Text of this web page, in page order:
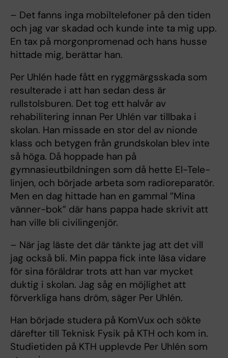
– Det fanns inga mobiltelefoner på den tiden
och jag var skadad och kunde inte ta mig upp.
En tax på morgonpromenad och hans husse
hittade mig, berättar han.
Per Uhlén hade fått en ryggmärgsskada som
resulterade i att han sedan dess är
rullstolsburen. Det tog ett halvår av
rehabilitering innan Per Uhlén var tillbaka i
skolan. Han missade en stor del av nionde
klass och betygen från grundskolan blev inte
så höga. Då hoppade han på
gymnasieutbildningen som då hette El-Tele-
linjen, och började arbeta som radioreparatör.
Men en dag hittade han en gammal ”Mina
vänner-bok” där hans pappa hade skrivit att
han ville bli civilingenjör.
– När jag läste det där tänkte jag att det vill
jag också bli. Min pappa fick inte läsa vidare
för sina föräldrar trots att han var mycket
duktig i skolan. Jag såg en möjlighet att
förverkliga hans dröm, säger Per Uhlén.
Han började studera på KomVux och sökte
därefter till Teknisk Fysik på KTH och kom in.
Studietiden på KTH upplevde Per Uhlén som